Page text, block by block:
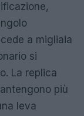
a migliaia
si
La replica
più
leva